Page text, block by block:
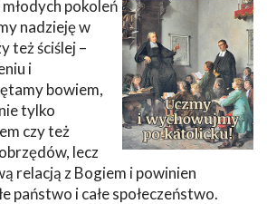
pokoleń
nadzieję w
też ściślej –
i
bowiem,
tylko
czy też
lecz
relacją z Bogiem i powinien
państwo i całe społeczeństwo.